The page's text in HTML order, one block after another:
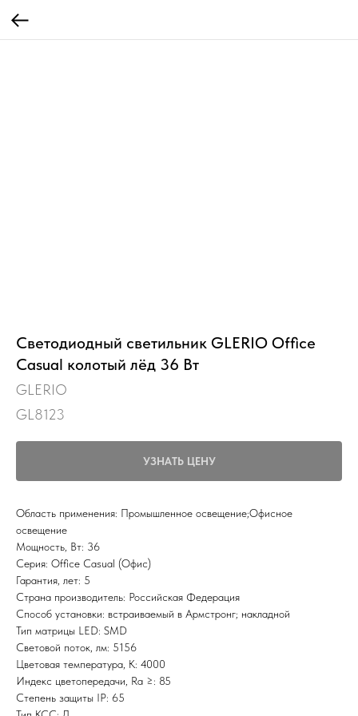
Светодиодный светильник GLERIO Office
Casual колотый лёд 36 Вт
GLERIO
GL8123
УЗНАТЬ ЦЕНУ
Область применения: Промышленное освещение;Офисное
освещение
Мощность, Вт: 36
Серия: Office Casual (Офис)
Гарантия, лет: 5
Страна производитель: Российская Федерация
Способ установки: встраиваемый в Армстронг; накладной
Тип матрицы LED: SMD
Световой поток, лм: 5156
Цветовая температура, К: 4000
Индекс цветопередачи, Ra ≥: 85
Степень защиты IP: 65